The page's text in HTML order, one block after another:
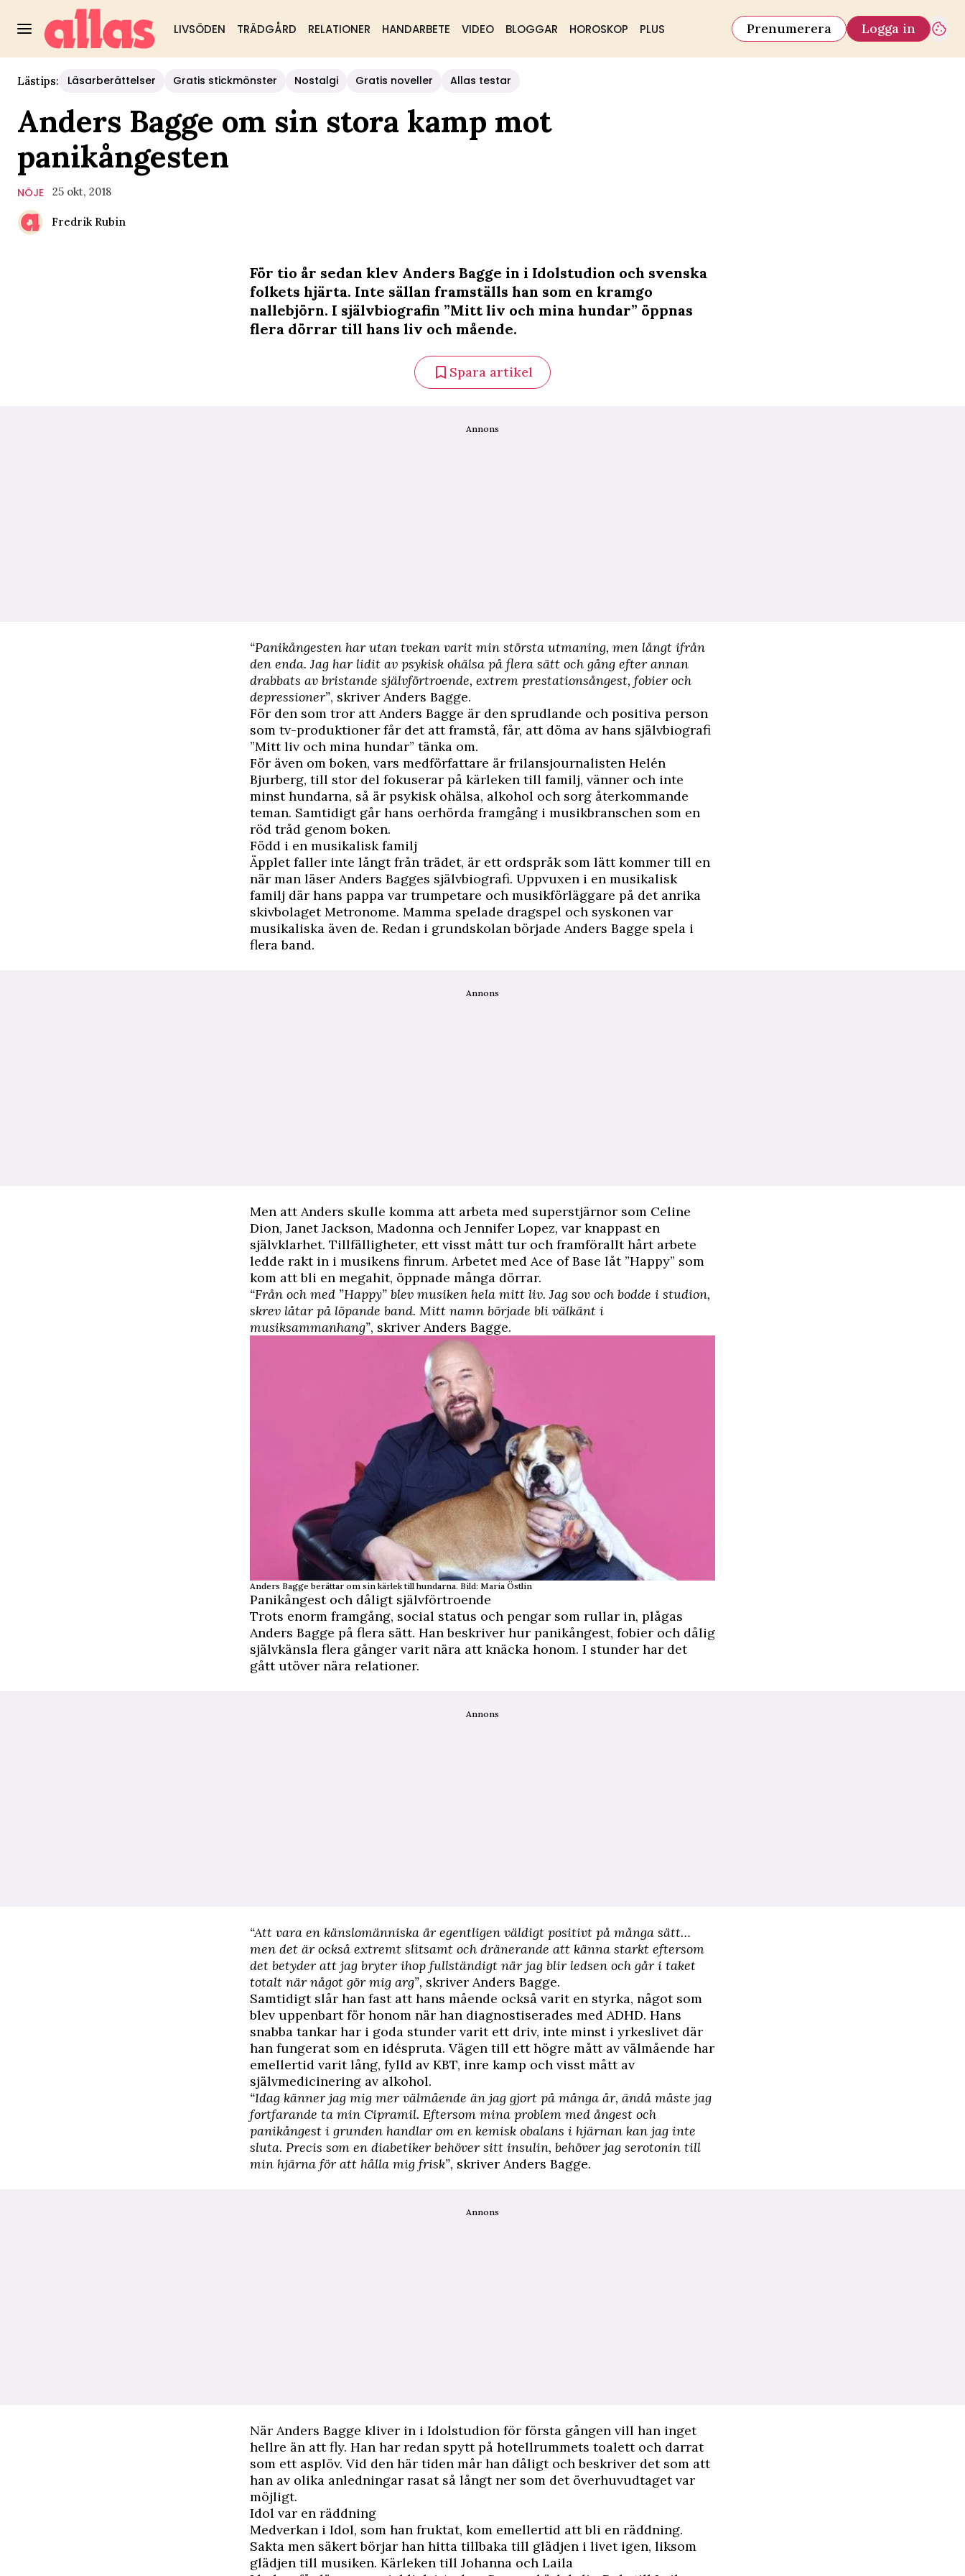
LIVSÖDEN TRÄDGÅRD RELATIONER HANDARBETE VIDEO BLOGGAR HOROSKOP PLUS Prenumerera Logga in
Lästips: Läsarberättelser Gratis stickmönster Nostalgi Gratis noveller Allas testar
Anders Bagge om sin stora kamp mot
panikångesten
NÖJE 25 okt, 2018
Fredrik Rubin
För tio år sedan klev Anders Bagge in i Idolstudion och svenska
folkets hjärta. Inte sällan framställs han som en kramgo
nallebjörn. I självbiografin ”Mitt liv och mina hundar” öppnas
flera dörrar till hans liv och mående.
Spara artikel
Annons
“Panikångesten har utan tvekan varit min största utmaning, men långt ifrån
den enda. Jag har lidit av psykisk ohälsa på flera sätt och gång efter annan
drabbats av bristande självförtroende, extrem prestationsångest, fobier och
depressioner”, skriver Anders Bagge.
För den som tror att Anders Bagge är den sprudlande och positiva person
som tv-produktioner får det att framstå, får, att döma av hans självbiografi
”Mitt liv och mina hundar” tänka om.
För även om boken, vars medförfattare är frilansjournalisten Helén
Bjurberg, till stor del fokuserar på kärleken till familj, vänner och inte
minst hundarna, så är psykisk ohälsa, alkohol och sorg återkommande
teman. Samtidigt går hans oerhörda framgång i musikbranschen som en
röd tråd genom boken.
Född i en musikalisk familj
Äpplet faller inte långt från trädet, är ett ordspråk som lätt kommer till en
när man läser Anders Bagges självbiografi. Uppvuxen i en musikalisk
familj där hans pappa var trumpetare och musikförläggare på det anrika
skivbolaget Metronome. Mamma spelade dragspel och syskonen var
musikaliska även de. Redan i grundskolan började Anders Bagge spela i
flera band.
Annons
Men att Anders skulle komma att arbeta med superstjärnor som Celine
Dion, Janet Jackson, Madonna och Jennifer Lopez, var knappast en
självklarhet. Tillfälligheter, ett visst mått tur och framförallt hårt arbete
ledde rakt in i musikens finrum. Arbetet med Ace of Base låt ”Happy” som
kom att bli en megahit, öppnade många dörrar.
“Från och med ”Happy” blev musiken hela mitt liv. Jag sov och bodde i studion,
skrev låtar på löpande band. Mitt namn började bli välkänt i
musiksammanhang”, skriver Anders Bagge.
Anders Bagge berättar om sin kärlek till hundarna. Bild: Maria Östlin
Panikångest och dåligt självförtroende
Trots enorm framgång, social status och pengar som rullar in, plågas
Anders Bagge på flera sätt. Han beskriver hur panikångest, fobier och dålig
självkänsla flera gånger varit nära att knäcka honom. I stunder har det
gått utöver nära relationer.
Annons
“Att vara en känslomänniska är egentligen väldigt positivt på många sätt…
men det är också extremt slitsamt och dränerande att känna starkt eftersom
det betyder att jag bryter ihop fullständigt när jag blir ledsen och går i taket
totalt när något gör mig arg”, skriver Anders Bagge.
Samtidigt slår han fast att hans mående också varit en styrka, något som
blev uppenbart för honom när han diagnostiserades med ADHD. Hans
snabba tankar har i goda stunder varit ett driv, inte minst i yrkeslivet där
han fungerat som en idéspruta. Vägen till ett högre mått av välmående har
emellertid varit lång, fylld av KBT, inre kamp och visst mått av
självmedicinering av alkohol.
“Idag känner jag mig mer välmående än jag gjort på många år, ändå måste jag
fortfarande ta min Cipramil. Eftersom mina problem med ångest och
panikångest i grunden handlar om en kemisk obalans i hjärnan kan jag inte
sluta. Precis som en diabetiker behöver sitt insulin, behöver jag serotonin till
min hjärna för att hålla mig frisk”, skriver Anders Bagge.
Annons
När Anders Bagge kliver in i Idolstudion för första gången vill han inget
hellre än att fly. Han har redan spytt på hotellrummets toalett och darrat
som ett asplöv. Vid den här tiden mår han dåligt och beskriver det som att
han av olika anledningar rasat så långt ner som det överhuvudtaget var
möjligt.
Idol var en räddning
Medverkan i Idol, som han fruktat, kom emellertid att bli en räddning.
Sakta men säkert börjar han hitta tillbaka till glädjen i livet igen, liksom
glädjen till musiken. Kärleken till Johanna och Laila